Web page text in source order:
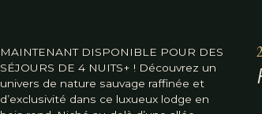
MAINTENANT DISPONIBLE POUR DES
SÉJOURS DE 4 NUITS+ ! Découvrez un
univers de nature sauvage raffinée et
d’exclusivité dans ce luxueux lodge en